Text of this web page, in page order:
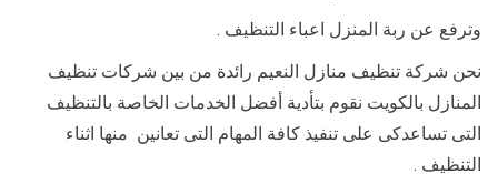
وترفع عن ربة المنزل اعباء التنظيف .
نحن شركة تنظيف منازل النعيم رائدة من بين شركات تنظيف
المنازل بالكويت نقوم بتأدية أفضل الخدمات الخاصة بالتنظيف
التى تساعدكى على تنفيذ كافة المهام التى تعانين منها اثناء
التنظيف .